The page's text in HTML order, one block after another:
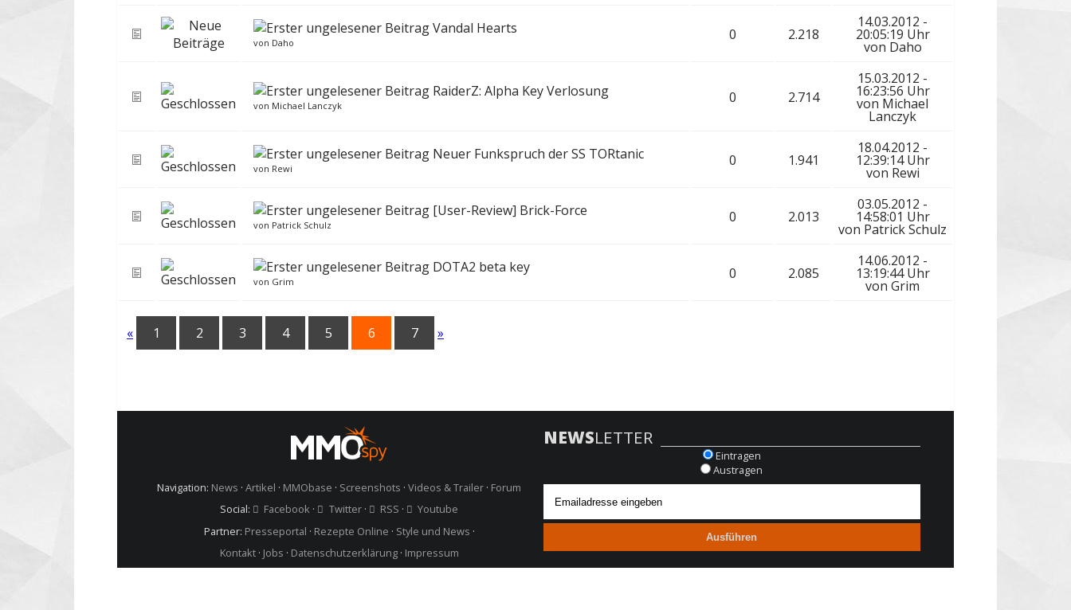
Vandal Hearts
von Daho 0 2.218
14.03.2012 -
20:05:19 Uhr
von Daho
RaiderZ: Alpha Key Verlosung
von Michael Lanczyk 0 2.714
15.03.2012 -
16:23:56 Uhr
von Michael
Lanczyk
Neuer Funkspruch der SS TORtanic
von Rewi 0 1.941
18.04.2012 -
12:39:14 Uhr
von Rewi
[User-Review] Brick-Force
von Patrick Schulz 0 2.013
03.05.2012 -
14:58:01 Uhr
von Patrick Schulz
DOTA2 beta key
von Grim 0 2.085
14.06.2012 -
13:19:44 Uhr
von Grim
« 1 2 3 4 5 6 7 »
Navigation: News ·Artikel · MMObase · Screenshots ·Videos & Trailer · Forum
Social:
Facebook · Twitter· RSS ·
Youtube
Partner: Presseportal · Rezepte Online · Style und News ·
Kontakt· Jobs · Datenschutzerklärung· Impressum
NEWSLETTER
Eintragen
Austragen